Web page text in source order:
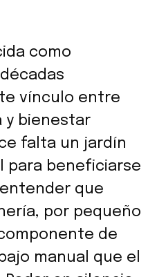
como
vínculo entre
y bienestar
falta un jardín
para beneficiarse
que
por pequeño
de
manual que el